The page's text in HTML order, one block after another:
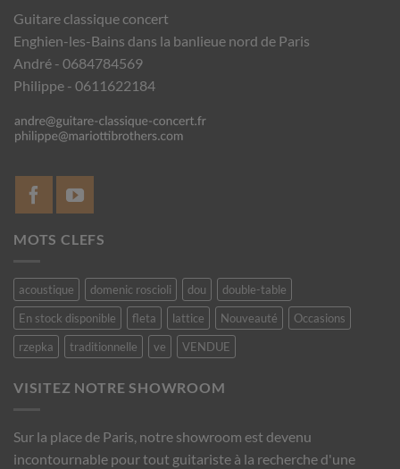
Guitare classique concert
Enghien-les-Bains dans la banlieue nord de Paris
André - 0684784569
Philippe - 0611622184
MOTS CLEFS
acoustique domenic roscioli dou
double-table
En stock disponible
fleta lattice Nouveauté
Occasions
rzepka
traditionnelle ve VENDUE
VISITEZ NOTRE SHOWROOM
Sur la place de Paris, notre showroom est devenu
incontournable pour tout guitariste à la recherche d'une